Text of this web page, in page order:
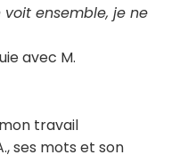
voit ensemble, je ne
avec M.
travail
ses mots et son